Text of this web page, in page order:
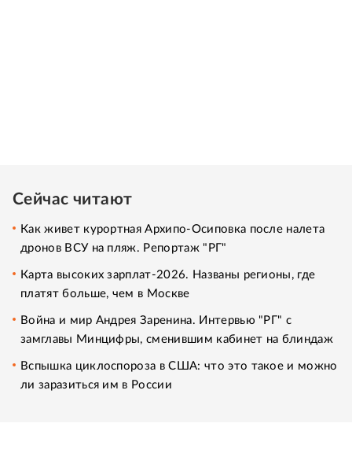
Сейчас читают
Как живет курортная Архипо-Осиповка после налета
дронов ВСУ на пляж. Репортаж "РГ"
Карта высоких зарплат-2026. Названы регионы, где
платят больше, чем в Москве
Война и мир Андрея Заренина. Интервью "РГ" с
замглавы Минцифры, сменившим кабинет на блиндаж
Вспышка циклоспороза в США: что это такое и можно
ли заразиться им в России